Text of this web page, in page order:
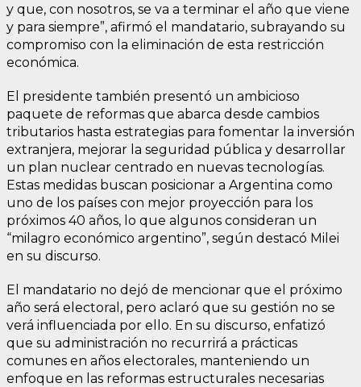
y que, con nosotros, se va a terminar el año que viene
y para siempre”, afirmó el mandatario, subrayando su
compromiso con la eliminación de esta restricción
económica.
El presidente también presentó un ambicioso
paquete de reformas que abarca desde cambios
tributarios hasta estrategias para fomentar la inversión
extranjera, mejorar la seguridad pública y desarrollar
un plan nuclear centrado en nuevas tecnologías.
Estas medidas buscan posicionar a Argentina como
uno de los países con mejor proyección para los
próximos 40 años, lo que algunos consideran un
“milagro económico argentino”, según destacó Milei
en su discurso.
El mandatario no dejó de mencionar que el próximo
año será electoral, pero aclaró que su gestión no se
verá influenciada por ello. En su discurso, enfatizó
que su administración no recurrirá a prácticas
comunes en años electorales, manteniendo un
enfoque en las reformas estructurales necesarias